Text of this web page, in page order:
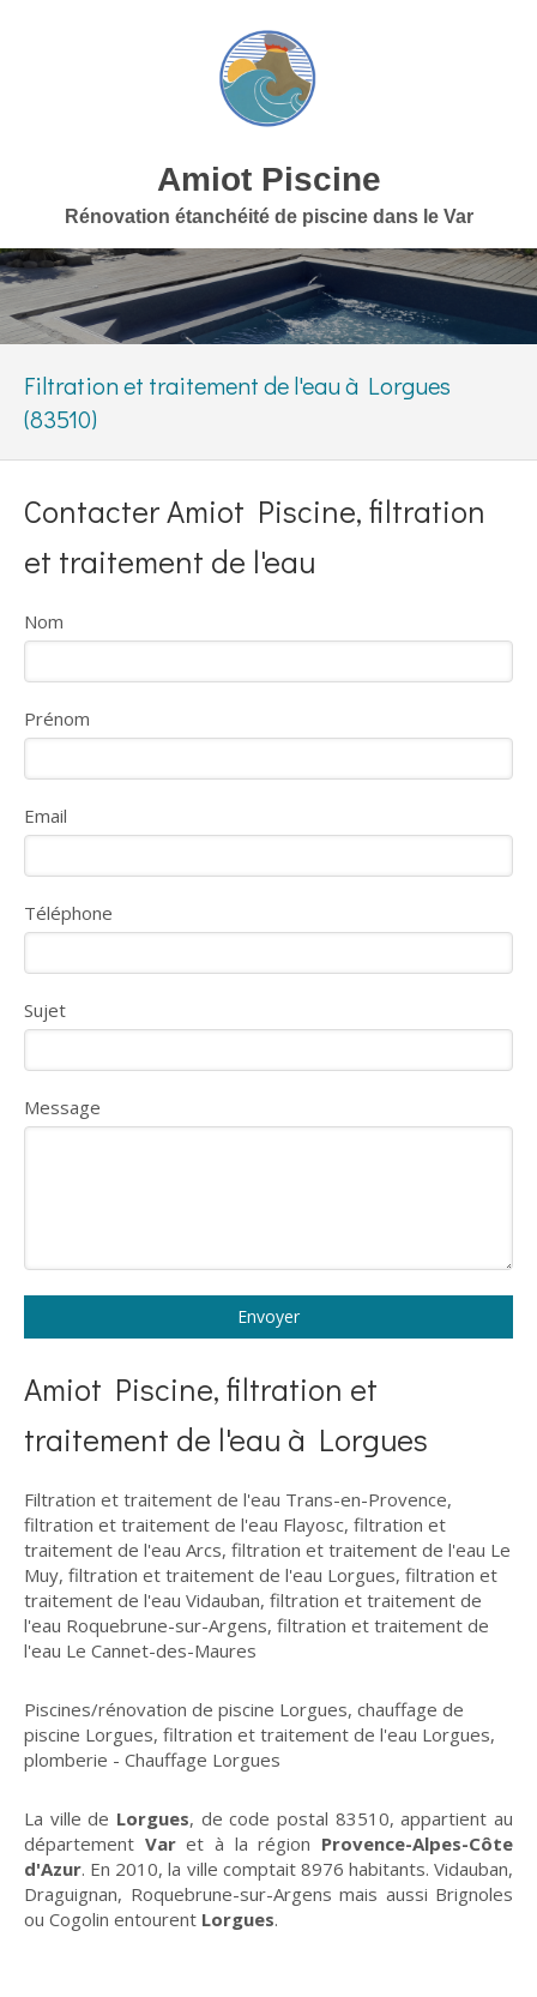
Amiot Piscine
Rénovation étanchéité de piscine dans le Var
Filtration et traitement de l'eau à Lorgues
(83510)
Contacter Amiot Piscine, filtration
et traitement de l'eau
Nom
Prénom
Email
Téléphone
Sujet
Message
Envoyer
Amiot Piscine, filtration et
traitement de l'eau à Lorgues
Filtration et traitement de l'eau Trans-en-Provence,
filtration et traitement de l'eau Flayosc, filtration et
traitement de l'eau Arcs, filtration et traitement de l'eau Le
Muy, filtration et traitement de l'eau Lorgues, filtration et
traitement de l'eau Vidauban, filtration et traitement de
l'eau Roquebrune-sur-Argens, filtration et traitement de
l'eau Le Cannet-des-Maures
Piscines/rénovation de piscine Lorgues, chauffage de
piscine Lorgues, filtration et traitement de l'eau Lorgues,
plomberie - Chauffage Lorgues
La ville de Lorgues, de code postal 83510, appartient au
département Varet à la région Provence-Alpes-Côte
d'Azur. En 2010, la ville comptait 8976 habitants. Vidauban,
Draguignan, Roquebrune-sur-Argens mais aussi Brignoles
ou Cogolin entourent Lorgues.